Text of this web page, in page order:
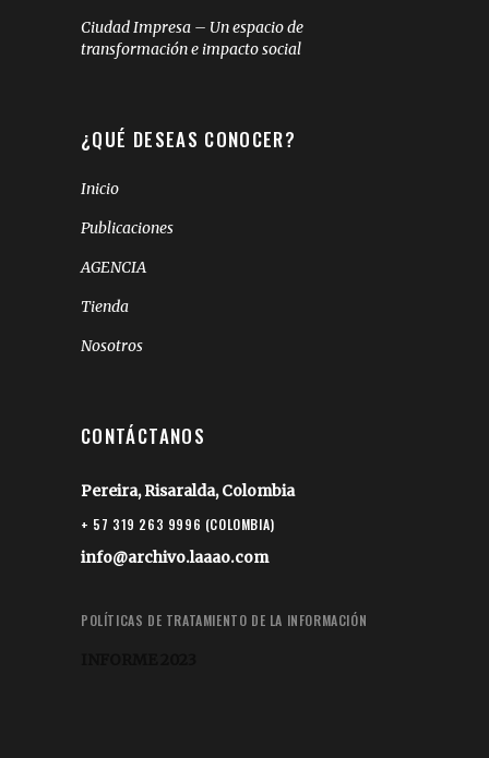
Ciudad Impresa – Un espacio de
transformación e impacto social
¿QUÉ DESEAS CONOCER?
Inicio
Publicaciones
AGENCIA
Tienda
Nosotros
CONTÁCTANOS
Pereira, Risaralda, Colombia
+ 57 319 263 9996 (COLOMBIA)
info@archivo.laaao.com
POLÍTICAS DE TRATAMIENTO DE LA INFORMACIÓN